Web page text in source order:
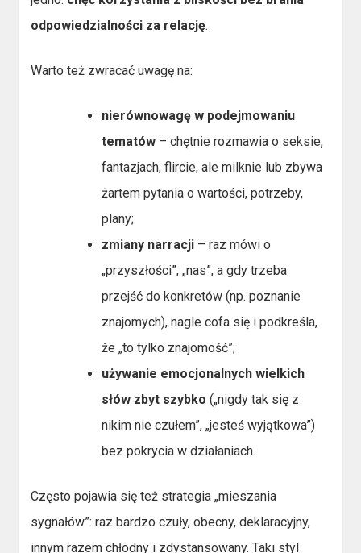
odpowiedzialności za relację.
Warto też zwracać uwagę na:
nierównowagę w podejmowaniu
tematów – chętnie rozmawia o seksie,
fantazjach, flircie, ale milknie lub zbywa
żartem pytania o wartości, potrzeby,
plany;
zmiany narracji – raz mówi o
„przyszłości”, „nas”, a gdy trzeba
przejść do konkretów (np. poznanie
znajomych), nagle cofa się i podkreśla,
że „to tylko znajomość”;
używanie emocjonalnych wielkich
słów zbyt szybko („nigdy tak się z
nikim nie czułem”, „jesteś wyjątkowa”)
bez pokrycia w działaniach.
Często pojawia się też strategia „mieszania
sygnałów”: raz bardzo czuły, obecny, deklaracyjny,
innym razem chłodny i zdystansowany. Taki styl